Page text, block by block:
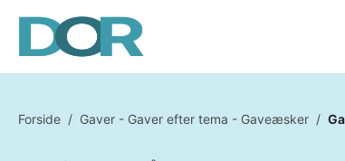
Forside / Gaver - Gaver efter tema - Gaveæsker /